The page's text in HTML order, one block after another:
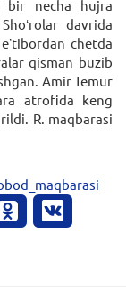
bir necha hujra
davrida
chetda
qisman buzib
Amir Temur
atrofida keng
R. maqbarasi